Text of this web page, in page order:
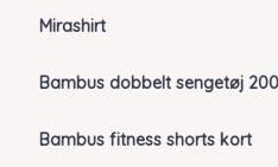
Mirashirt
Bambus dobbelt sengetøj
Bambus fitness shorts kort